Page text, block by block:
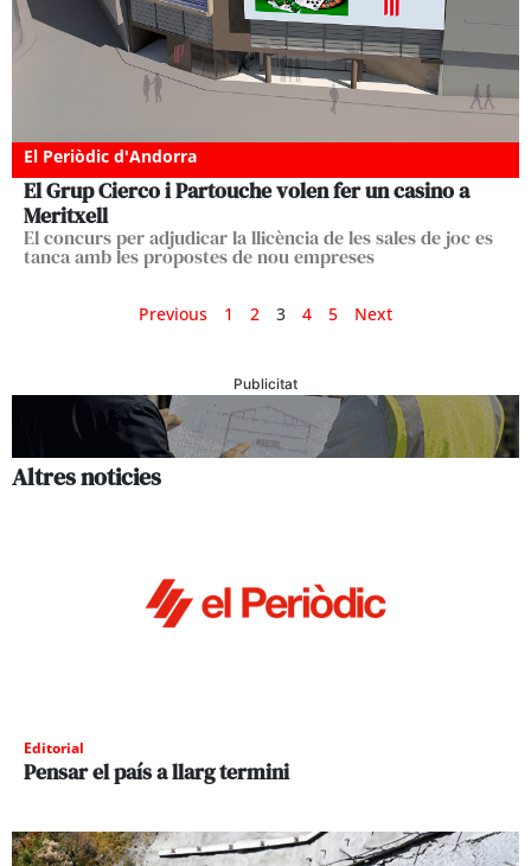
El Periòdic d'Andorra
El Grup Cierco i Partouche volen fer un casino a
Meritxell
El concurs per adjudicar la llicència de les sales de joc es
tanca amb les propostes de nou empreses
Previous 1 2 3 4 5 Next
Publicitat
Altres noticies
Editorial
Pensar el país a llarg termini